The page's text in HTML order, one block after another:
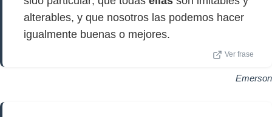
alterables, y que nosotros las podemos hacer
igualmente buenas o mejores.
Ver frase
Emerson